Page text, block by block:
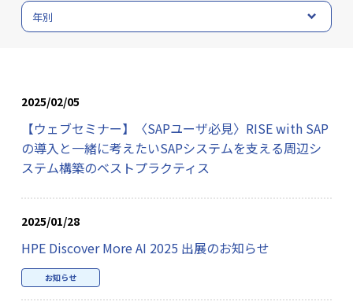
2025/02/05
【ウェブセミナー】〈SAPユーザ必見〉RISE with SAP
の導入と一緒に考えたいSAPシステムを支える周辺シ
ステム構築のベストプラクティス
2025/01/28
HPE Discover More AI 2025 出展のお知らせ
お知らせ